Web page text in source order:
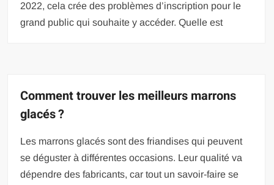
2022, cela crée des problèmes d’inscription pour le
grand public qui souhaite y accéder. Quelle est
Comment trouver les meilleurs marrons
glacés ?
Les marrons glacés sont des friandises qui peuvent
se déguster à différentes occasions. Leur qualité va
dépendre des fabricants, car tout un savoir-faire se